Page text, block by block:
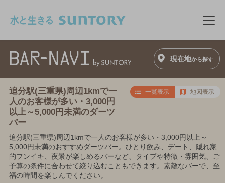
メ
現在地から探す
追分駅(三重県)周辺1kmで一
人のお客様が多い・3,000円
以上～5,000円未満のダーツ
バー
一覧表示 地図表示
追分駅(三重県)周辺1kmで一人のお客様が多い・3,000円以上～
5,000円未満のおすすめダーツバー。ひとり飲み、デート、隠れ家
的フンイキ、夜景が楽しめるバーなど、タイプや特徴・雰囲気、ご
予算の条件に合わせて絞り込むこともできます。素敵なバーで、至
福の時間を楽しんでください。